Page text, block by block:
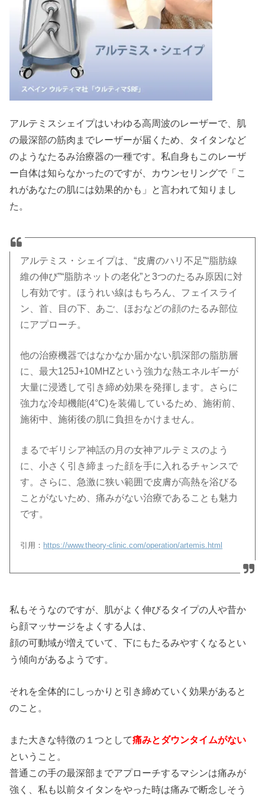
アルテミスシェイプはいわゆる高周波のレーザーで、肌
の最深部の筋肉までレーザーが届くため、タイタンなど
のようなたるみ治療器の一種です。私自身もこのレーザ
ー自体は知らなかったのですが、カウンセリングで「こ
れがあなたの肌には効果的かも」と言われて知りまし
た。
アルテミス・シェイプは、“皮膚のハリ不足”“脂肪線
維の伸び”“脂肪ネットの老化”と3つのたるみ原因に対
し有効です。ほうれい線はもちろん、フェイスライ
ン、首、目の下、あご、ほおなどの顔のたるみ部位
にアプローチ。
他の治療機器ではなかなか届かない肌深部の脂肪層
に、最大125J+10MHZという強力な熱エネルギーが
大量に浸透して引き締め効果を発揮します。さらに
強力な冷却機能(4°C)を装備しているため、施術前、
施術中、施術後の肌に負担をかけません。
まるでギリシア神話の月の女神アルテミスのよう
に、小さく引き締まった顔を手に入れるチャンスで
す。さらに、急激に狭い範囲で皮膚が高熱を浴びる
ことがないため、痛みがない治療であることも魅力
です。
引用： https://www.theory-clinic.com/operation/artemis.html
私もそうなのですが、肌がよく伸びるタイプの人や昔か
ら顔マッサージをよくする人は、
顔の可動域が増えていて、下にもたるみやすくなるとい
う傾向があるようです。
それを全体的にしっかりと引き締めていく効果があると
のこと。
また大きな特徴の１つとして痛みとダウンタイムがない
ということ。
普通この手の最深部までアプローチするマシンは痛みが
強く、私も以前タイタンをやった時は痛みで断念しそう